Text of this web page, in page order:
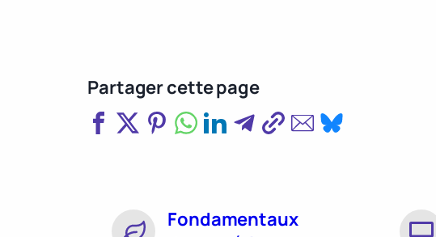
Partager cette page
Fondamentaux